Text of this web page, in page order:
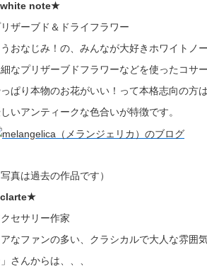
note★
ザーブド＆ドライフラワー
うおなじみ！の、みんなが大好きホワイトノ
なプリザーブドフラワーなどを使ったコサ
ぱり本物のお花がいい！って本格志向の方は
いアンティークな色合いが特徴です。
写真は過去の作品です）
セサリー作家
アなファンの多い、クラシカルで大人な雰囲
さんからは、、、